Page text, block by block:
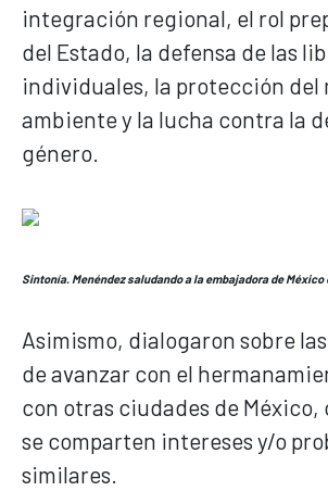
integración regional, el rol
del Estado, la defensa de las
individuales, la protección del
ambiente y la lucha contra la
género.
Sintonía. Menéndez saludando a la embajadora de México
Asimismo, dialogaron sobre
de avanzar con el
con otras ciudades de México,
se comparten intereses y/o
similares.